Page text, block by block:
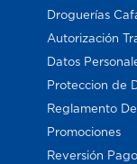
Droguerías
Autorización
Datos
Proteccion de
Reglamento
Promociones
Reversión Pago